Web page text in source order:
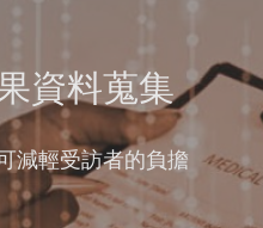
資料蒐集
減輕受訪者的負擔